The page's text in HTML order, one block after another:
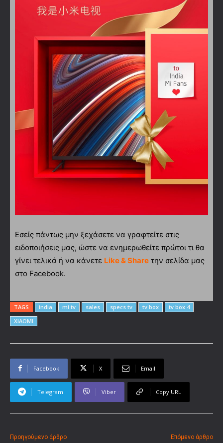
Εσείς πάντως μην ξεχάσετε να γραφτείτε στις
ειδοποιήσεις μας, ώστε να ενημερωθείτε πρώτοι τι θα
γίνει τελικά ή να κάνετε Like & Share την σελίδα μας
στο Facebook.
TAGS india mi tv sales specs tv tv box
tv box 4
XIAOMI
Facebook X Email
Telegram Viber Copy URL
Προηγούμενο άρθρο Επόμενο άρθρο